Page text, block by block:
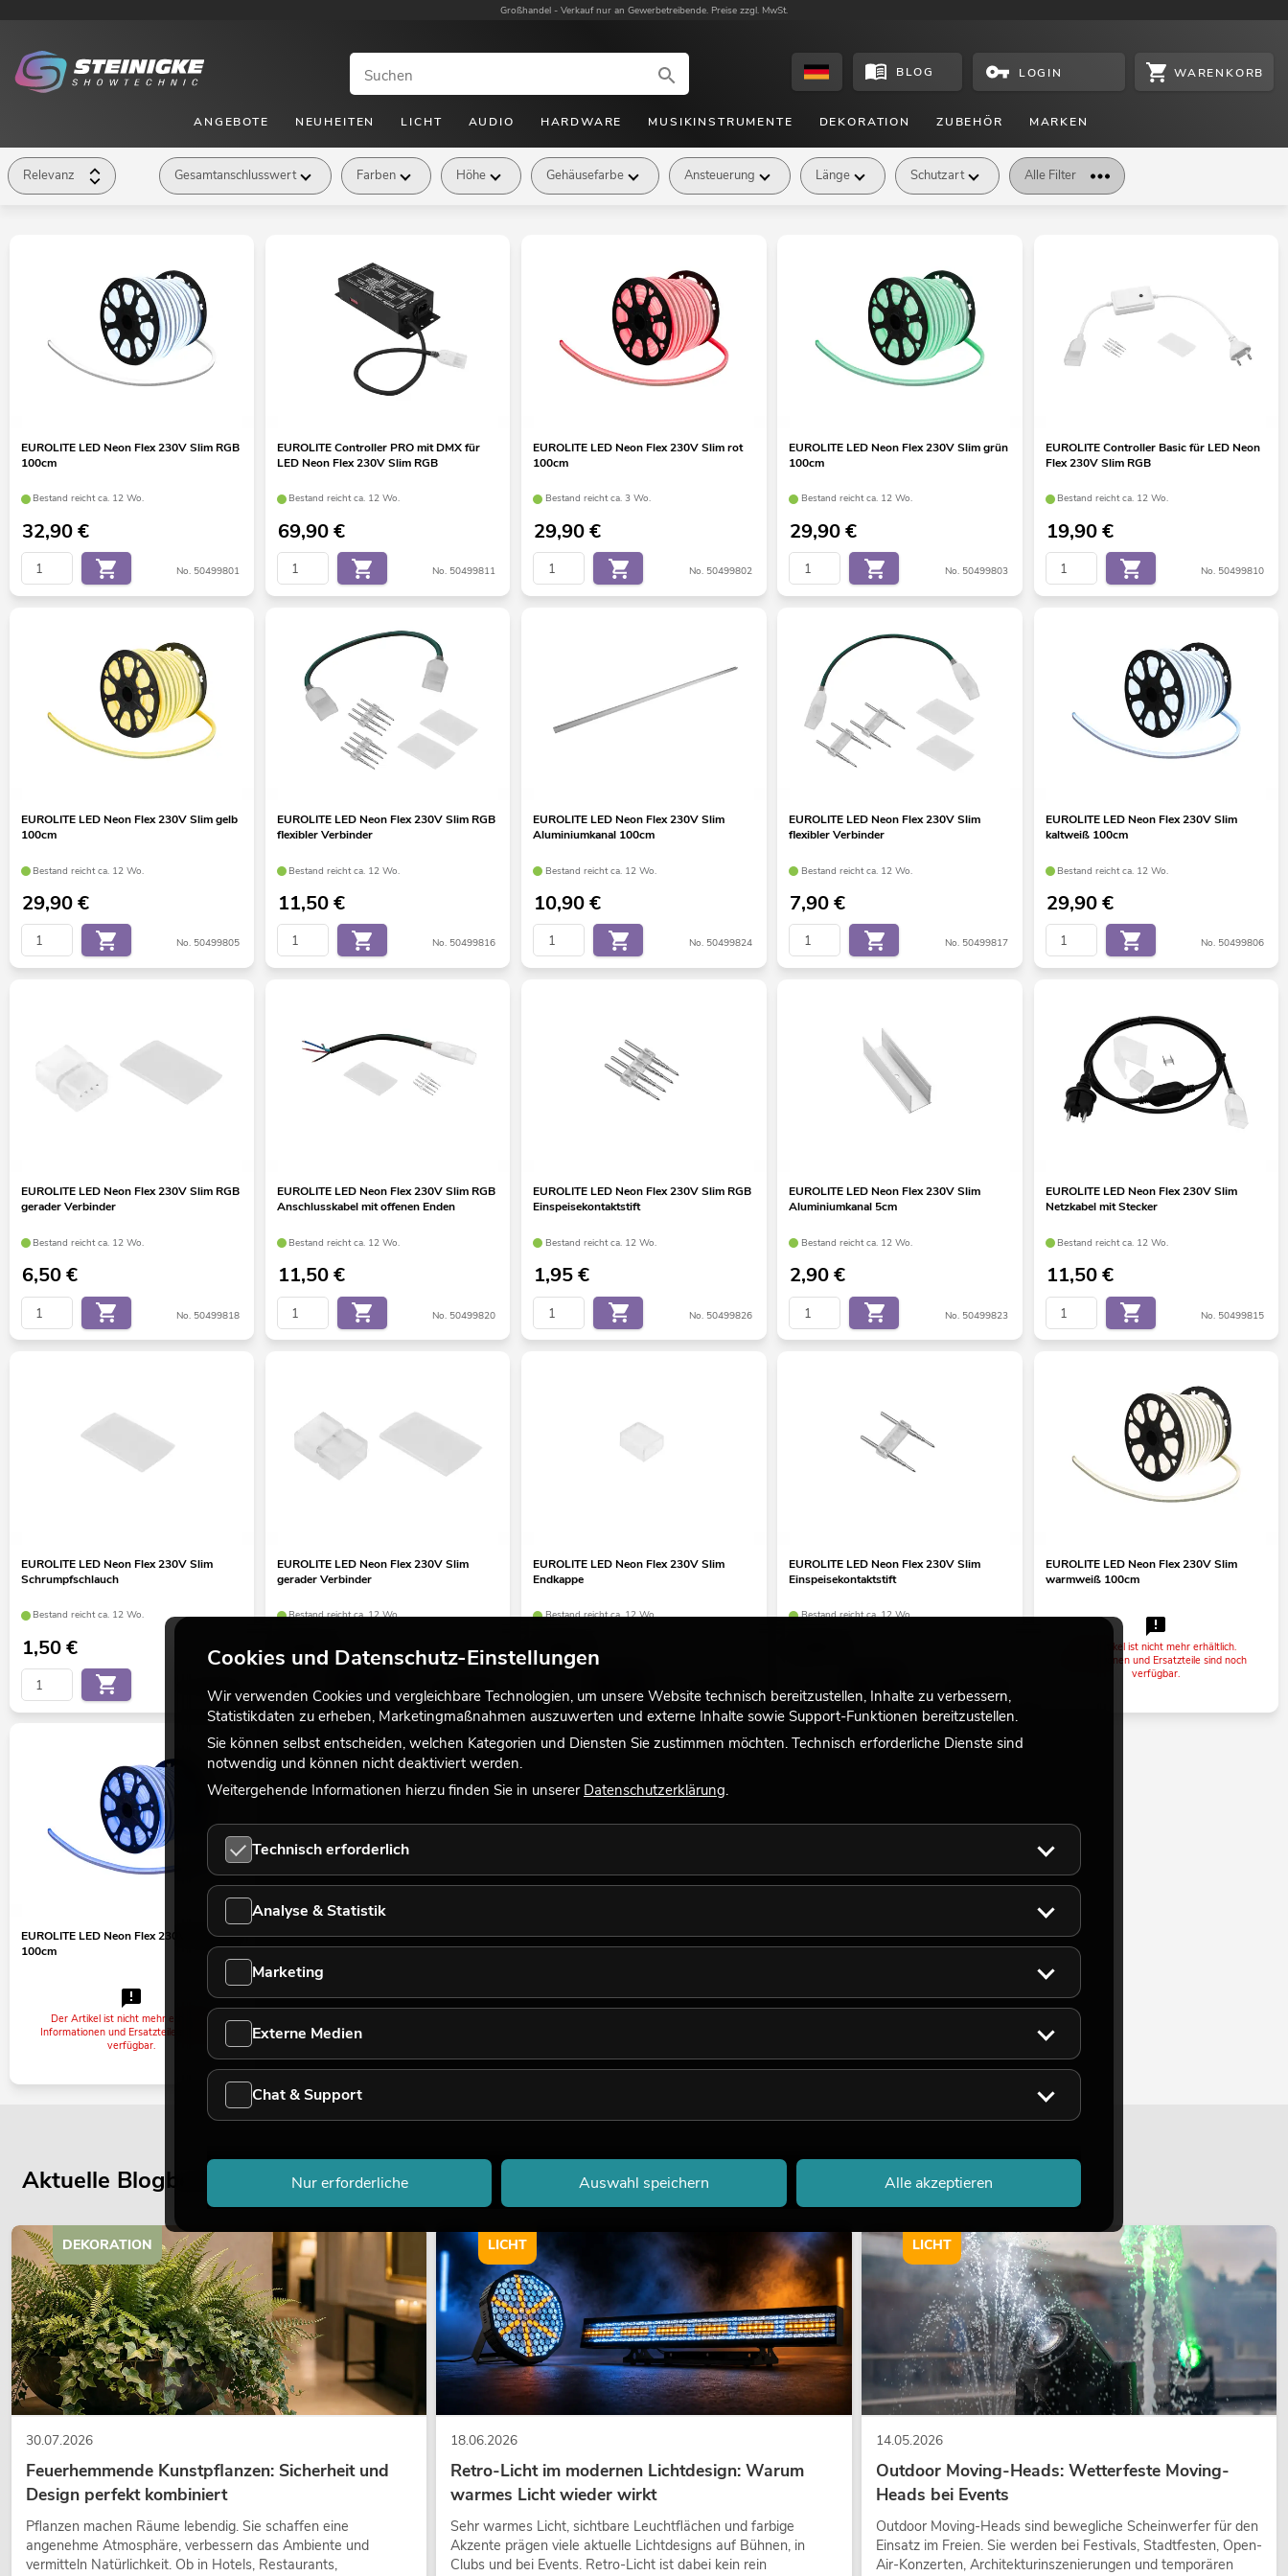
Großhandel - Verkauf nur an Gewerbetreibende. Preise zzgl. MwSt.
BLOG LOGIN WARENKORB
ANGEBOTE NEUHEITEN LICHT AUDIO HARDWARE MUSIKINSTRUMENTE DEKORATION ZUBEHÖR MARKEN
Relevanz Gesamtanschlusswert Farben Höhe Gehäusefarbe Ansteuerung Länge Schutzart Alle Filter
EUROLITE LED Neon Flex 230V Slim RGB
100cm
Bestand reicht ca. 12 Wo.
32,90€
No. 50499801
EUROLITE Controller PRO mit DMX für
LED Neon Flex 230V Slim RGB
Bestand reicht ca. 12 Wo.
69,90€
No. 50499811
EUROLITE LED Neon Flex 230V Slim rot
100cm
Bestand reicht ca. 3 Wo.
29,90€
No. 50499802
EUROLITE LED Neon Flex 230V Slim grün
100cm
Bestand reicht ca. 12 Wo.
29,90€
No. 50499803
EUROLITE Controller Basic für LED Neon
Flex 230V Slim RGB
Bestand reicht ca. 12 Wo.
19,90€
No. 50499810
EUROLITE LED Neon Flex 230V Slim gelb
100cm
Bestand reicht ca. 12 Wo.
29,90€
No. 50499805
EUROLITE LED Neon Flex 230V Slim RGB
flexibler Verbinder
Bestand reicht ca. 12 Wo.
11,50€
No. 50499816
EUROLITE LED Neon Flex 230V Slim
Aluminiumkanal 100cm
Bestand reicht ca. 12 Wo.
10,90€
No. 50499824
EUROLITE LED Neon Flex 230V Slim
flexibler Verbinder
Bestand reicht ca. 12 Wo.
7,90€
No. 50499817
EUROLITE LED Neon Flex 230V Slim
kaltweiß 100cm
Bestand reicht ca. 12 Wo.
29,90€
No. 50499806
EUROLITE LED Neon Flex 230V Slim RGB
gerader Verbinder
Bestand reicht ca. 12 Wo.
6,50€
No. 50499818
EUROLITE LED Neon Flex 230V Slim RGB
Anschlusskabel mit offenen Enden
Bestand reicht ca. 12 Wo.
11,50€
No. 50499820
EUROLITE LED Neon Flex 230V Slim RGB
Einspeisekontaktstift
Bestand reicht ca. 12 Wo.
1,95€
No. 50499826
EUROLITE LED Neon Flex 230V Slim
Aluminiumkanal 5cm
Bestand reicht ca. 12 Wo.
2,90€
No. 50499823
EUROLITE LED Neon Flex 230V Slim
Netzkabel mit Stecker
Bestand reicht ca. 12 Wo.
11,50€
No. 50499815
EUROLITE LED Neon Flex 230V Slim
Schrumpfschlauch
Bestand reicht ca. 12 Wo.
1,50€
EUROLITE LED Neon Flex 230V Slim
gerader Verbinder
Bestand reicht ca. 12 Wo.
5,50€
EUROLITE LED Neon Flex 230V Slim
Endkappe
Bestand reicht ca. 12 Wo.
1,90€
EUROLITE LED Neon Flex 230V Slim
Einspeisekontaktstift
Bestand reicht ca. 12 Wo.
EUROLITE LED Neon Flex 230V Slim
warmweiß 100cm
Der Artikel ist nicht mehr erhältlich.
Informationen und Ersatzteile sind noch
verfügbar.
EUROLITE LED Neon Flex 230V Slim blau
100cm
Der Artikel ist nicht mehr erhältlich.
Informationen und Ersatzteile sind noch
verfügbar.
Aktuelle Blogbeiträge
30.07.2026
Feuerhemmende Kunstpflanzen: Sicherheit und
Design perfekt kombiniert
Pflanzen machen Räume lebendig. Sie schaffen eine
angenehme Atmosphäre, verbessern das Ambiente und
vermitteln Natürlichkeit. Ob in Hotels, Restaurants,
DEKORATION
18.06.2026
Retro-Licht im modernen Lichtdesign: Warum
warmes Licht wieder wirkt
Sehr warmes Licht, sichtbare Leuchtflächen und farbige
Akzente prägen viele aktuelle Lichtdesigns auf Bühnen, in
Clubs und bei Events. Retro-Licht ist dabei kein rein
LICHT
14.05.2026
Outdoor Moving-Heads: Wetterfeste Moving-
Heads bei Events
Outdoor Moving-Heads sind bewegliche Scheinwerfer für den
Einsatz im Freien. Sie werden bei Festivals, Stadtfesten, Open-
Air-Konzerten, Architekturinszenierungen und temporären
LICHT
Cookies und Datenschutz-Einstellungen
Wir verwenden Cookies und vergleichbare Technologien, um unsere Website technisch bereitzustellen, Inhalte zu verbessern,
Statistikdaten zu erheben, Marketingmaßnahmen auszuwerten und externe Inhalte sowie Support-Funktionen bereitzustellen.
Sie können selbst entscheiden, welchen Kategorien und Diensten Sie zustimmen möchten. Technisch erforderliche Dienste sind
notwendig und können nicht deaktiviert werden.
Weitergehende Informationen hierzu finden Sie in unserer Datenschutzerklärung.
Technisch erforderlich
Analyse & Statistik
Marketing
Externe Medien
Chat & Support
Nur erforderliche Auswahl speichern Alle akzeptieren